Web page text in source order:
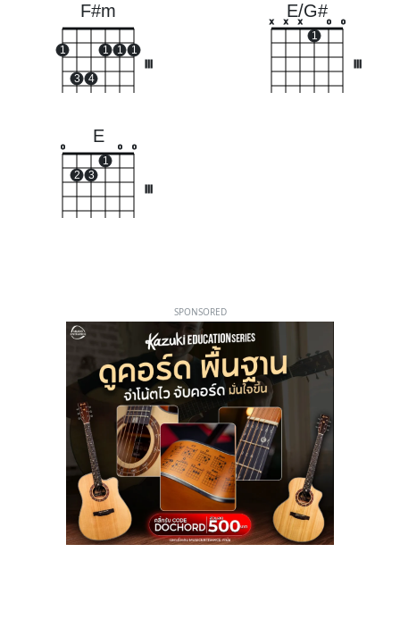
F#m
1
3 4
1 1 1
E/G#
x x x
1
o o
E
o
2 3
1
o o
SPONSORED